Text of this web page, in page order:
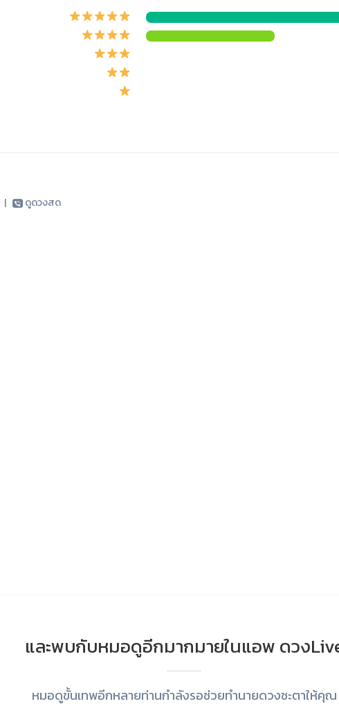
| ดูดวงสด
และพบกับหมอดูอีกมากมายในแอพ ดวง
หมอดูขั้นเทพอีกหลายท่านกำลังรอช่วยทำนายดวงชะตาให้คุณ